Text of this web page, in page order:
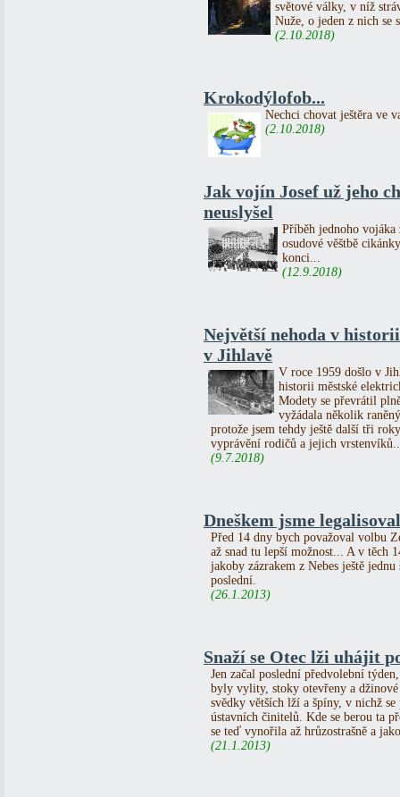
světové války, v níž
Nuže, o jeden z nich se
(2.10.2018)
Krokodýlofob...
Nechci chovat ještěra ve
(2.10.2018)
Jak vojín Josef už jeho
neuslyšel
Příběh jednoho
osudové věštbě
konci...
(12.9.2018)
Největší nehoda v
v Jihlavě
V roce 1959 došlo v
historii městské
Modety se převrátil
vyžádala několik
protože jsem tehdy ještě další tři
vyprávění rodičů a jejich
(9.7.2018)
Dneškem jsme
Před 14 dny bych považoval volbu
až snad tu lepší možnost... A v těch
jakoby zázrakem z Nebes ještě
poslední.
(26.1.2013)
Snaží se Otec lži uhájit
Jen začal poslední předvolební
byly vylity, stoky otevřeny a
svědky větších lží a špíny, v nichž
ústavních činitelů. Kde se berou ta
se teď vynořila až hrůzostrašně a
(21.1.2013)